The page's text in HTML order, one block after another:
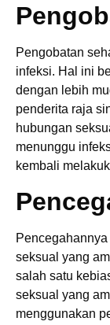
Pengobatan
infeksi. Hal ini
dengan lebih
penderita raja
hubungan
menunggu
kembali
seksual yang
salah satu
seksual yang
menggunakan